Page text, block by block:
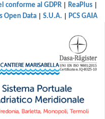
conforme al GDPR | ReaPlus |
Open Data | S.U.A. | PCS GAIA